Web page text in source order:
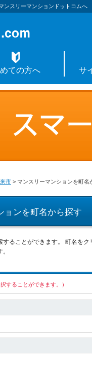
ンスリーマンションドットコムへ
ての方へ サ
市 > マンスリーマンションを町名
ョンを町名から探す
ることができます。 町名を
することができます。）